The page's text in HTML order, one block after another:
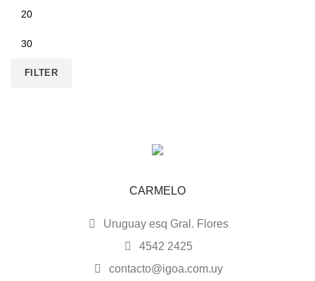
FILTER
CARMELO
Uruguay esq Gral. Flores
4542 2425
contacto@igoa.com.uy